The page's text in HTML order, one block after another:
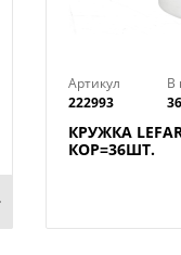
Артикул
222993
В
36
КРУЖКА
КОР=36ШТ.